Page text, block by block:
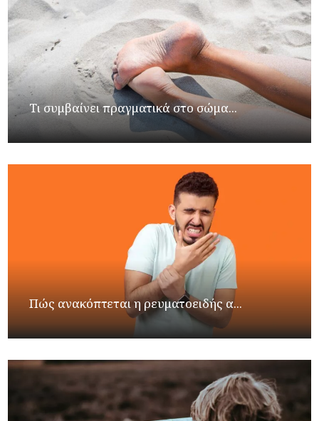
Τι συμβαίνει πραγματικά στο σώμα...
Πώς ανακόπτεται η ρευματοειδής α...